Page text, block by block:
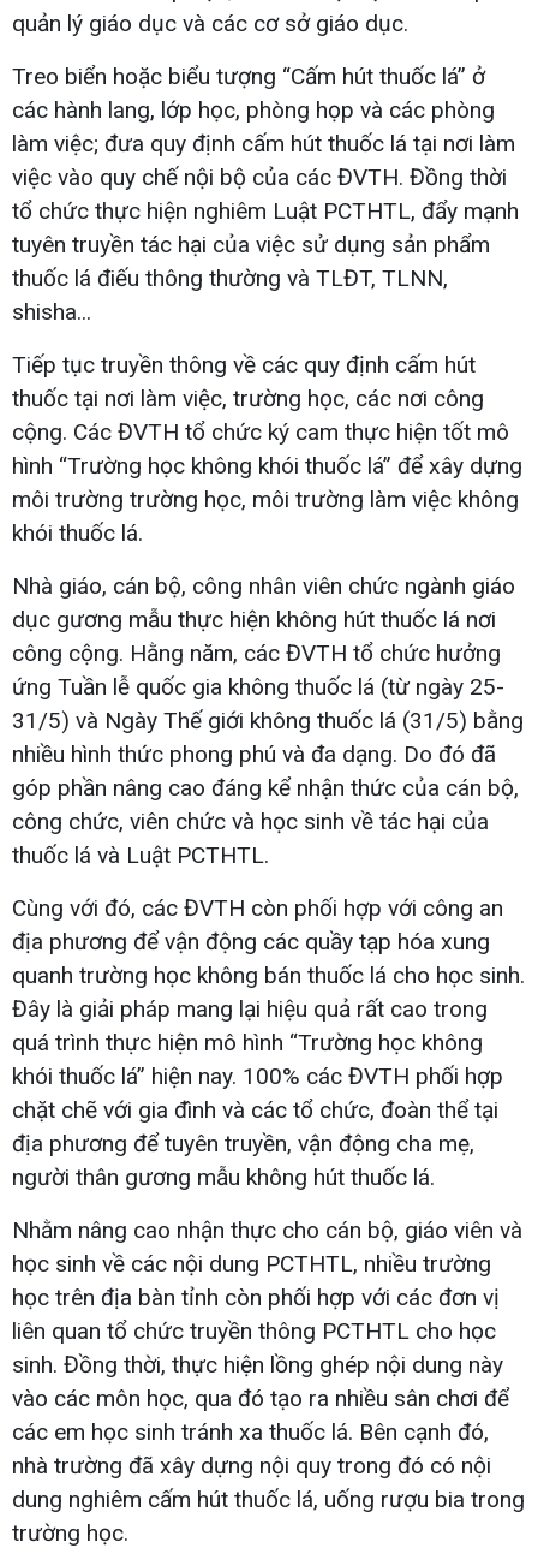
quản lý giáo dục và các cơ sở giáo dục.
Treo biển hoặc biểu tượng “Cấm hút thuốc lá” ở
các hành lang, lớp học, phòng họp và các phòng
làm việc; đưa quy định cấm hút thuốc lá tại nơi làm
việc vào quy chế nội bộ của các ĐVTH. Đồng thời
tổ chức thực hiện nghiêm Luật PCTHTL, đẩy mạnh
tuyên truyền tác hại của việc sử dụng sản phẩm
thuốc lá điếu thông thường và TLĐT, TLNN,
shisha...
Tiếp tục truyền thông về các quy định cấm hút
thuốc tại nơi làm việc, trường học, các nơi công
cộng. Các ĐVTH tổ chức ký cam thực hiện tốt mô
hình “Trường học không khói thuốc lá” để xây dựng
môi trường trường học, môi trường làm việc không
khói thuốc lá.
Nhà giáo, cán bộ, công nhân viên chức ngành giáo
dục gương mẫu thực hiện không hút thuốc lá nơi
công cộng. Hằng năm, các ĐVTH tổ chức hưởng
ứng Tuần lễ quốc gia không thuốc lá (từ ngày 25-
31/5) và Ngày Thế giới không thuốc lá (31/5) bằng
nhiều hình thức phong phú và đa dạng. Do đó đã
góp phần nâng cao đáng kể nhận thức của cán bộ,
công chức, viên chức và học sinh về tác hại của
thuốc lá và Luật PCTHTL.
Cùng với đó, các ĐVTH còn phối hợp với công an
địa phương để vận động các quầy tạp hóa xung
quanh trường học không bán thuốc lá cho học sinh.
Đây là giải pháp mang lại hiệu quả rất cao trong
quá trình thực hiện mô hình “Trường học không
khói thuốc lá” hiện nay. 100% các ĐVTH phối hợp
chặt chẽ với gia đình và các tổ chức, đoàn thể tại
địa phương để tuyên truyền, vận động cha mẹ,
người thân gương mẫu không hút thuốc lá.
Nhằm nâng cao nhận thực cho cán bộ, giáo viên và
học sinh về các nội dung PCTHTL, nhiều trường
học trên địa bàn tỉnh còn phối hợp với các đơn vị
liên quan tổ chức truyền thông PCTHTL cho học
sinh. Đồng thời, thực hiện lồng ghép nội dung này
vào các môn học, qua đó tạo ra nhiều sân chơi để
các em học sinh tránh xa thuốc lá. Bên cạnh đó,
nhà trường đã xây dựng nội quy trong đó có nội
dung nghiêm cấm hút thuốc lá, uống rượu bia trong
trường học.